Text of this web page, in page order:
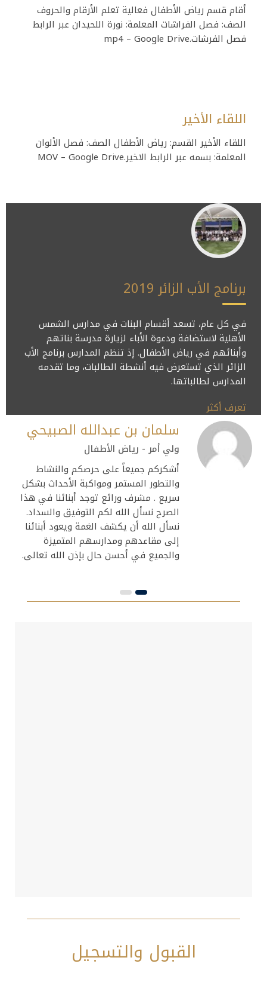
أقام قسم رياض الأطفال فعالية تعلم الأرقام والحروف
الصف: فصل الفراشات المعلمة: نورة اللحيدان عبر الرابط
فصل الفرشات.mp4 – Google Drive
اللقاء الأخير
اللقاء الأخير القسم: رياض الأطفال الصف: فصل الألوان
المعلمة: بسمه عبر الرابط الاخير.MOV – Google Drive
برنامج الأب الزائر 2019
في كل عام، تسعد أقسام البنات في مدارس الشمس
الأهلية لاستضافة ودعوة الأباء لزيارة مدرسة بناتهم
وأبنائهم في رياض الأطفال. إذ تنظم المدارس برنامج الأب
الزائر الذي تستعرض فيه أنشطة الطالبات، وما تقدمه
المدارس لطالباتها.
تعرف أكثر
أم عبدالله
ولي أمر - رياض الأطفال
يعطيكم العافية قسم التمهيدي كادر
متعاون شكراً معلمة شهد ❤️
القبول والتسجيل